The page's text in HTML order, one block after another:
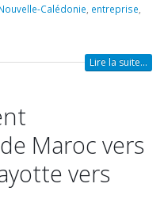
Calédonie entreprise
Lire la suite...
Maroc vers
vers